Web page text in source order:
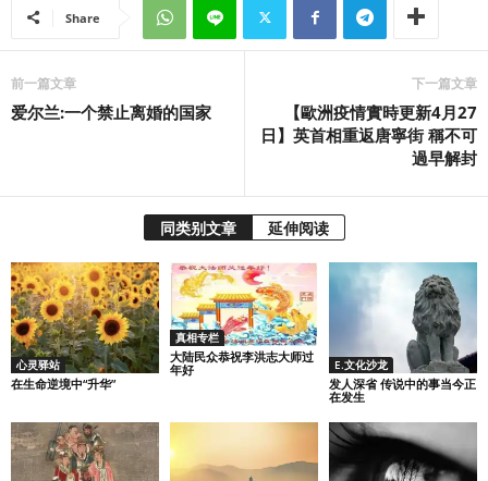
Share
前一篇文章
爱尔兰:一个禁止离婚的国家
下一篇文章
【歐洲疫情實時更新4月27
日】英首相重返唐寧街 稱不可
過早解封
同类别文章 延伸阅读
心灵驿站
在生命逆境中“升华”
真相专栏
大陆民众恭祝李洪志大师过
年好
E.文化沙龙
发人深省 传说中的事当今正
在发生